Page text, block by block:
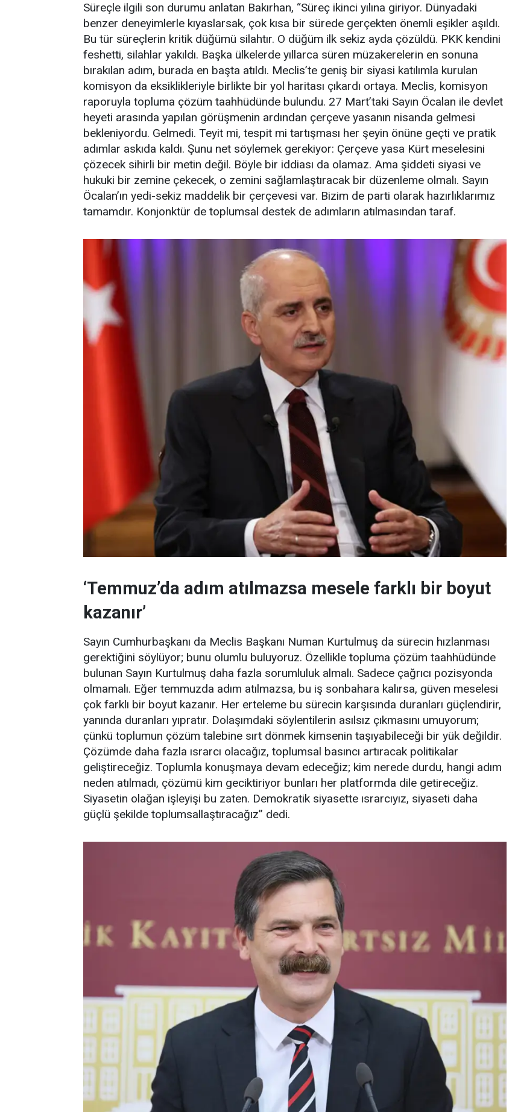
Süreçle ilgili son durumu anlatan Bakırhan, “Süreç ikinci yılına giriyor. Dünyadaki
benzer deneyimlerle kıyaslarsak, çok kısa bir sürede gerçekten önemli eşikler aşıldı.
Bu tür süreçlerin kritik düğümü silahtır. O düğüm ilk sekiz ayda çözüldü. PKK kendini
feshetti, silahlar yakıldı. Başka ülkelerde yıllarca süren müzakerelerin en sonuna
bırakılan adım, burada en başta atıldı. Meclis’te geniş bir siyasi katılımla kurulan
komisyon da eksiklikleriyle birlikte bir yol haritası çıkardı ortaya. Meclis, komisyon
raporuyla topluma çözüm taahhüdünde bulundu. 27 Mart’taki Sayın Öcalan ile devlet
heyeti arasında yapılan görüşmenin ardından çerçeve yasanın nisanda gelmesi
bekleniyordu. Gelmedi. Teyit mi, tespit mi tartışması her şeyin önüne geçti ve pratik
adımlar askıda kaldı. Şunu net söylemek gerekiyor: Çerçeve yasa Kürt meselesini
çözecek sihirli bir metin değil. Böyle bir iddiası da olamaz. Ama şiddeti siyasi ve
hukuki bir zemine çekecek, o zemini sağlamlaştıracak bir düzenleme olmalı. Sayın
Öcalan’ın yedi-sekiz maddelik bir çerçevesi var. Bizim de parti olarak hazırlıklarımız
tamamdır. Konjonktür de toplumsal destek de adımların atılmasından taraf.
‘Temmuz’da adım atılmazsa mesele farklı bir boyut
kazanır’
Sayın Cumhurbaşkanı da Meclis Başkanı Numan Kurtulmuş da sürecin hızlanması
gerektiğini söylüyor; bunu olumlu buluyoruz. Özellikle topluma çözüm taahhüdünde
bulunan Sayın Kurtulmuş daha fazla sorumluluk almalı. Sadece çağrıcı pozisyonda
olmamalı. Eğer temmuzda adım atılmazsa, bu iş sonbahara kalırsa, güven meselesi
çok farklı bir boyut kazanır. Her erteleme bu sürecin karşısında duranları güçlendirir,
yanında duranları yıpratır. Dolaşımdaki söylentilerin asılsız çıkmasını umuyorum;
çünkü toplumun çözüm talebine sırt dönmek kimsenin taşıyabileceği bir yük değildir.
Çözümde daha fazla ısrarcı olacağız, toplumsal basıncı artıracak politikalar
geliştireceğiz. Toplumla konuşmaya devam edeceğiz; kim nerede durdu, hangi adım
neden atılmadı, çözümü kim geciktiriyor bunları her platformda dile getireceğiz.
Siyasetin olağan işleyişi bu zaten. Demokratik siyasette ısrarcıyız, siyaseti daha
güçlü şekilde toplumsallaştıracağız” dedi.